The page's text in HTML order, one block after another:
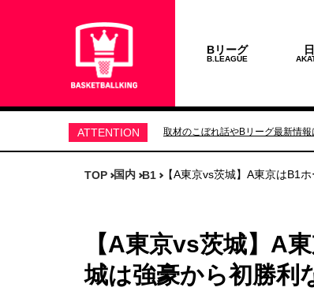
Bリーグ
B.LEAGUE
ATTENTION 取材のこぼれ話やBリーグ最新情報
TOP 国内 B1 【A東京vs茨城】A東京はB1
【A東京vs茨城】A
城は強豪から初勝利